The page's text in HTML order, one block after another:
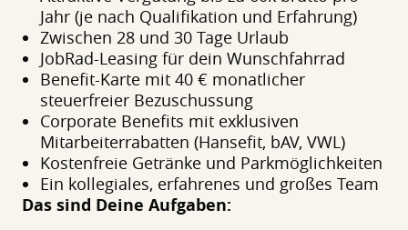
Jahr (je nach Qualifikation und Erfahrung)
Zwischen 28 und 30 Tage Urlaub
JobRad-Leasing für dein Wunschfahrrad
Benefit-Karte mit 40 € monatlicher
steuerfreier Bezuschussung
Corporate Benefits mit exklusiven
Mitarbeiterrabatten (Hansefit, bAV, VWL)
Kostenfreie Getränke und Parkmöglichkeiten
Ein kollegiales, erfahrenes und großes Team
Das sind Deine Aufgaben: